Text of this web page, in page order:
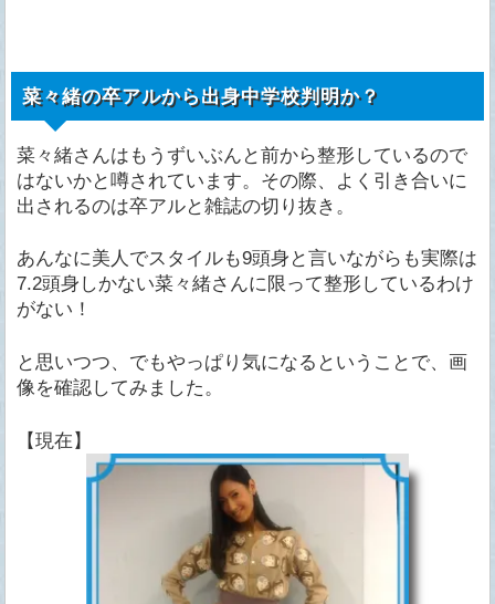
菜々緒の卒アルから出身中学校判明か？
菜々緒さんはもうずいぶんと前から整形しているので
はないかと噂されています。その際、よく引き合いに
出されるのは卒アルと雑誌の切り抜き。
あんなに美人でスタイルも9頭身と言いながらも実際は
7.2頭身しかない菜々緒さんに限って整形しているわけ
がない！
と思いつつ、でもやっぱり気になるということで、画
像を確認してみました。
【現在】